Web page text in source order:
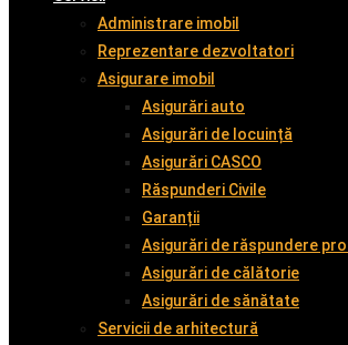
Administrare imobil
Reprezentare dezvoltatori
Asigurare imobil
Asigurări auto
Asigurări de locuință
Asigurări CASCO
Răspunderi Civile
Garanții
Asigurări de răspundere
Asigurări de călătorie
Asigurări de sănătate
Servicii de arhitectură